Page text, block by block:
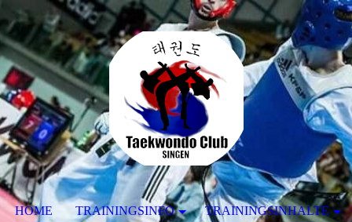
HOME TRAININGSINFO TRAININGSINHALTE